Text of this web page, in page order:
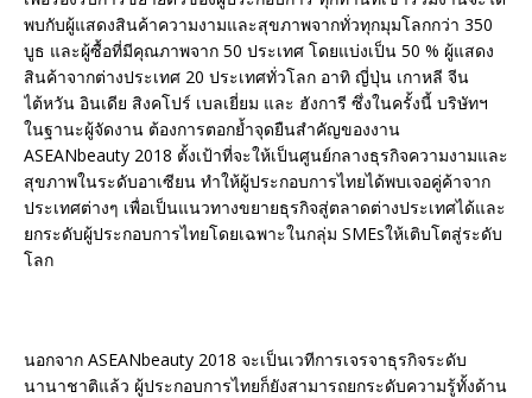
พบกับผู้แสดงสินค้าความงามและสุขภาพจากทั่วทุกมุมโลกกว่า 350
บูธ และผู้ซื้อที่มีคุณภาพจาก 50 ประเทศ โดยแบ่งเป็น 50 % ผู้แสดง
สินค้าจากต่างประเทศ 20 ประเทศทั่วโลก อาทิ ญี่ปุ่น เกาหลี จีน
ไต้หวัน อินเดีย สิงคโปร์ เบลเยี่ยม และ ฮังการี ซึ่งในครั้งนี้ บริษัทฯ
ในฐานะผู้จัดงาน ต้องการตอกย้ำจุดยืนสำคัญของงาน
ASEANbeauty 2018 ตั้งเป้าที่จะให้เป็นศูนย์กลางธุรกิจความงามและ
สุขภาพในระดับอาเซียน ทำให้ผู้ประกอบการไทยได้พบเจอคู่ค้าจาก
ประเทศต่างๆ เพื่อเป็นแนวทางขยายธุรกิจสู่ตลาดต่างประเทศได้และ
ยกระดับผู้ประกอบการไทยโดยเฉพาะในกลุ่ม SMEsให้เติบโตสู่ระดับ
โลก
นอกจาก ASEANbeauty 2018 จะเป็นเวทีการเจรจาธุรกิจระดับ
นานาชาติแล้ว ผู้ประกอบการไทยก็ยังสามารถยกระดับความรู้ทั้งด้าน